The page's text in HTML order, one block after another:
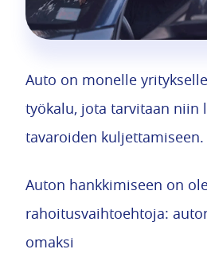
Auto on monelle
työkalu, jota tarvitaan niin
tavaroiden kuljettamiseen.
Auton hankkimiseen on
rahoitusvaihtoehtoja:
omaksi